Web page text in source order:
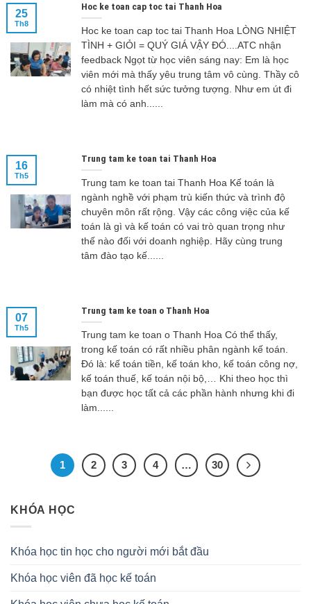
Hoc ke toan cap toc tai Thanh Hoa
Hoc ke toan cap toc tai Thanh Hoa LÒNG NHIỆT
TÌNH + GIỎI = QUÝ GIÁ VẬY ĐÓ....ATC nhận
feedback Ngọt từ học viên sáng nay: Em là học
viên mới mà thấy yêu trung tâm vô cùng. Thầy cô
có nhiệt tình hết sức tưởng tượng. Như em út đi
làm mà có anh......
25
Th8
Trung tam ke toan tai Thanh Hoa
Trung tam ke toan tai Thanh Hoa Kế toán là
ngành nghề với phạm trù kiến thức và trình độ
chuyên môn rất rộng. Vậy các công việc của kế
toán là gì và kế toán có vai trò quan trọng như
thế nào đối với doanh nghiệp. Hãy cùng trung
tâm đào tạo kế......
16
Th5
Trung tam ke toan o Thanh Hoa
Trung tam ke toan o Thanh Hoa Có thể thấy,
trong kế toán có rất nhiều phân ngành kế toán.
Đó là: kế toán tiền, kế toán kho, kế toán công nợ,
kế toán thuế, kế toán nội bộ,… Khi theo học thì
bạn được học tất cả các phần hành nhưng khi đi
làm......
07
Th5
1 2 3 4 … 30
KHÓA HỌC
Khóa học tin học cho người mới bắt đầu
Khóa học viên đã học kế toán